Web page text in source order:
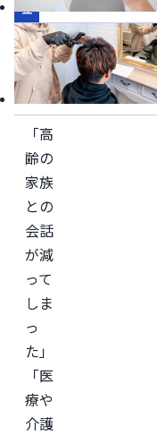
立
ち
情
報
「高
齢の
家族
との
会話
が減
って
しま
っ
た」
「医
療や
介護